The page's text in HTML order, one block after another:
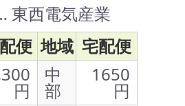
東西電気産業
便 地域 宅配便
円
中
部
1650
円